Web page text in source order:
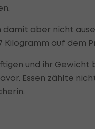
damit aber nicht
auf dem
und ihr
Essen zählte